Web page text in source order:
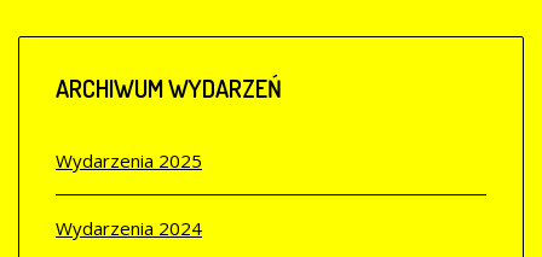
ARCHIWUMWYDARZEŃ
Wydarzenia 2025
Wydarzenia 2024